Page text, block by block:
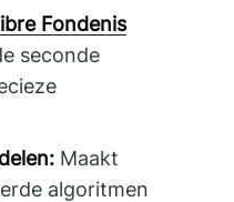
Fondenis
seconde
Maakt
algoritmen